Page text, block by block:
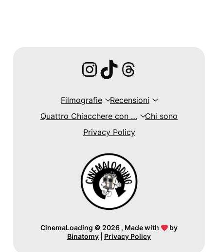
Instagram
TikTokThreads
Filmografie
Recensioni
Quattro Chiacchere con …
Chi sono
Privacy Policy
CinemaLoading © 2026 , Made with
by
Binatomy
Privacy Policy